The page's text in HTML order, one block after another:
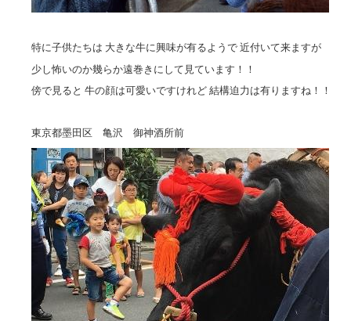
特に子供たちは 大きな牛に興味が有るようで 近付いて来ますが
少し怖いのか幾らか遠巻きにして見ています！！
傍で見ると 牛の顔は可愛いですけれど 結構迫力は有りますね！！
東京都墨田区 亀沢 御神酒所前